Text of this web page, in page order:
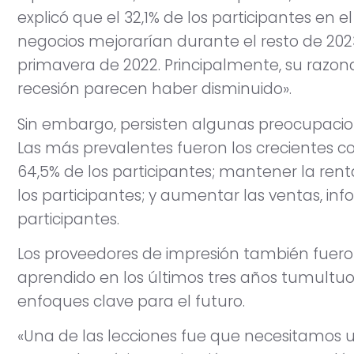
explicó que el 32,1% de los participantes en
negocios mejorarían durante el resto de
primavera de 2022. Principalmente, su
recesión parecen haber disminuido».
Sin embargo, persisten algunas
Las más prevalentes fueron los crecientes
64,5% de los participantes; mantener la
los participantes; y aumentar las ventas,
participantes.
Los proveedores de impresión también
aprendido en los últimos tres años
enfoques clave para el futuro.
«Una de las lecciones fue que